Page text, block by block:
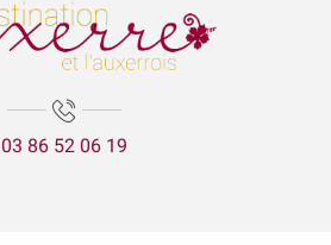
03 86 52 06 19